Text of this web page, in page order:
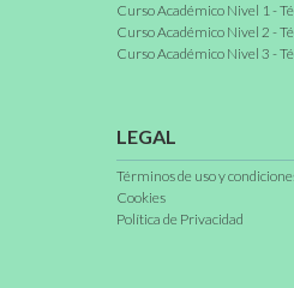
Curso Académico Nivel 1 -
Curso Académico Nivel 2 -
Curso Académico Nivel 3 -
LEGAL
Términos de uso y
Cookies
Política de Privacidad